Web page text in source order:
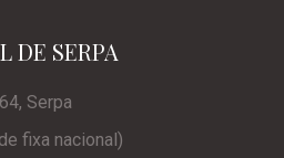
DE SERPA
Serpa
fixa nacional)